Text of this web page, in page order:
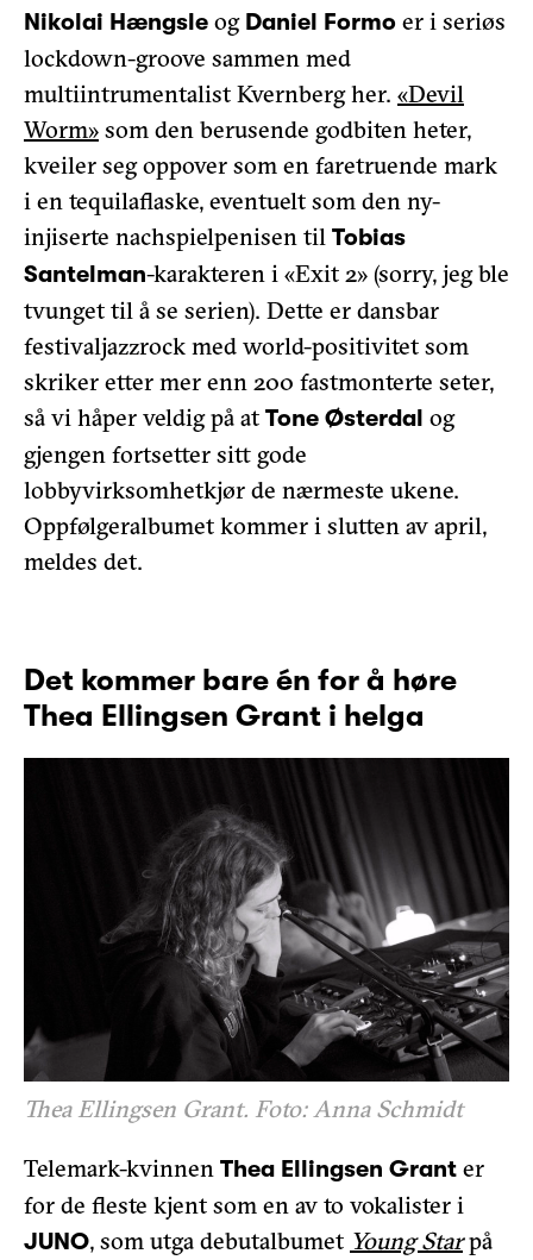
Nikolai Hængsle og Daniel Formo er i seriøs
lockdown-groove sammen med
multiintrumentalist Kvernberg her. «Devil
Worm» som den berusende godbiten heter,
kveiler seg oppover som en faretruende mark
i en tequilaflaske, eventuelt som den ny-
injiserte nachspielpenisen til Tobias
Santelman-karakteren i «Exit 2» (sorry, jeg ble
tvunget til å se serien). Dette er dansbar
festivaljazzrock med world-positivitet som
skriker etter mer enn 200 fastmonterte seter,
så vi håper veldig på at Tone Østerdal og
gjengen fortsetter sitt gode
lobbyvirksomhetkjør de nærmeste ukene.
Oppfølgeralbumet kommer i slutten av april,
meldes det.
Det kommer bare én for å høre
Thea Ellingsen Grant i helga
Thea Ellingsen Grant. Foto: Anna Schmidt
Telemark-kvinnen Thea Ellingsen Grant er
for de fleste kjent som en av to vokalister i
JUNO, som utga debutalbumet Young Starpå